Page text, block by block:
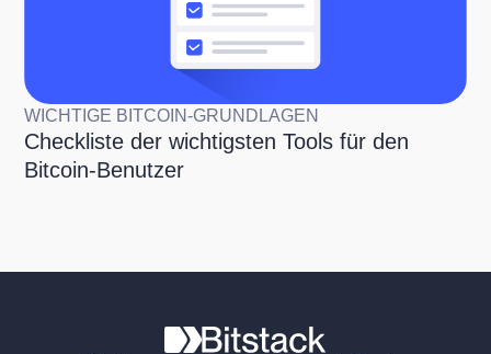
WICHTIGE BITCOIN-GRUNDLAGEN
Checkliste der wichtigsten Tools für den
Bitcoin-Benutzer